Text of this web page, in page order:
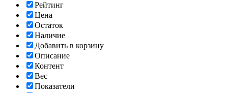
Рейтинг
Цена
Остаток
Наличие
Добавить в корзину
Описание
Контент
Вес
Показатели